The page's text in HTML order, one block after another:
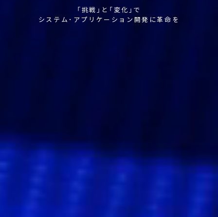
「挑戦」と「変化」で
システム･アプリケーション開発に革命を